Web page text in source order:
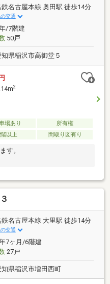
スペースも充実していま
徒歩圏内。保育園や小学校
世帯にも安心。図書館や総
日の暮らしを快適にサポー
のマンション。
鉄名古屋本線 奥田駅 徒歩14分
交通
/7階建
50戸
知県稲沢市高御堂５
2
場あり
所有権
階以上 間取り図有り
す。
鉄名古屋本線 大里駅 徒歩14分
交通
7ヶ月/6階建
27戸
知県稲沢市増田西町